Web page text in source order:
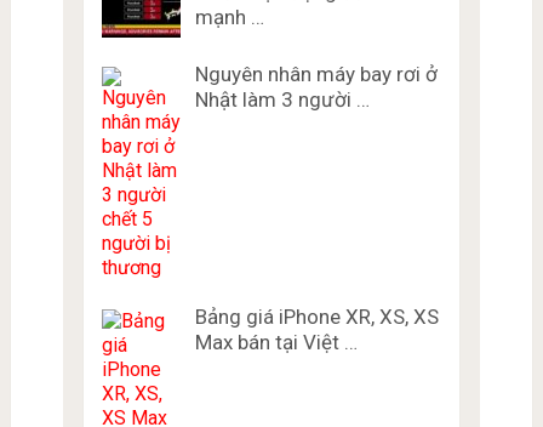
mạnh …
Nguyên nhân máy bay rơi ở
Nhật làm 3 người …
Bảng giá iPhone XR, XS, XS
Max bán tại Việt …